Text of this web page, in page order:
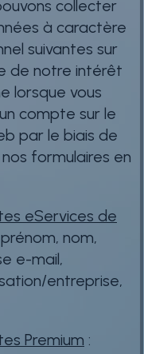
collecter
à caractère
suivantes sur
de notre intérêt
lorsque vous
compte sur le
par le biais de
formulaires en
eServices de
prénom, nom,
e-mail,
entreprise,
Premium :